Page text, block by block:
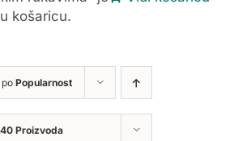
košaricu.
Popularnost
40 Proizvoda